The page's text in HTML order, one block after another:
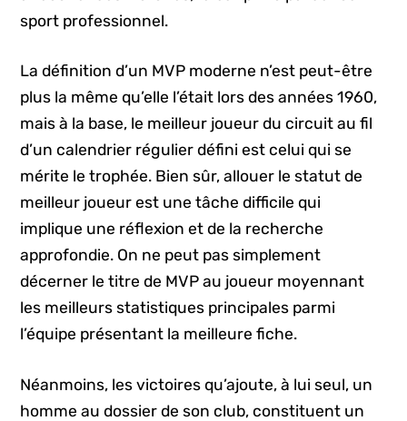
sport professionnel.
La définition d’un MVP moderne n’est peut-être
plus la même qu’elle l’était lors des années 1960,
mais à la base, le meilleur joueur du circuit au fil
d’un calendrier régulier défini est celui qui se
mérite le trophée. Bien sûr, allouer le statut de
meilleur joueur est une tâche difficile qui
implique une réflexion et de la recherche
approfondie. On ne peut pas simplement
décerner le titre de MVP au joueur moyennant
les meilleurs statistiques principales parmi
l’équipe présentant la meilleure fiche.
Néanmoins, les victoires qu’ajoute, à lui seul, un
homme au dossier de son club, constituent un